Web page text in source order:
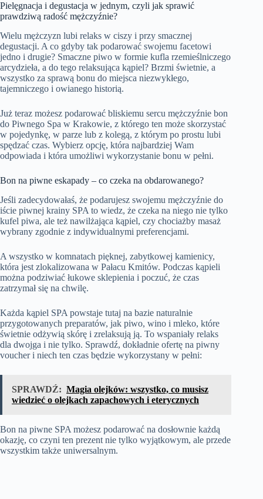
Pielęgnacja i degustacja w jednym, czyli jak sprawić
prawdziwą radość mężczyźnie?
Wielu mężczyzn lubi relaks w ciszy i przy smacznej
degustacji. A co gdyby tak podarować swojemu facetowi
jedno i drugie? Smaczne piwo w formie kufla rzemieślniczego
arcydzieła, a do tego relaksująca kąpiel? Brzmi świetnie, a
wszystko za sprawą bonu do miejsca niezwykłego,
tajemniczego i owianego historią.
Już teraz możesz podarować bliskiemu sercu mężczyźnie bon
do Piwnego Spa w Krakowie, z którego ten może skorzystać
w pojedynkę, w parze lub z kolegą, z którym po prostu lubi
spędzać czas. Wybierz opcję, która najbardziej Wam
odpowiada i która umożliwi wykorzystanie bonu w pełni.
Bon na piwne eskapady – co czeka na obdarowanego?
Jeśli zadecydowałaś, że podarujesz swojemu mężczyźnie do
iście piwnej krainy SPA to wiedz, że czeka na niego nie tylko
kufel piwa, ale też nawilżająca kąpiel, czy chociażby masaż
wybrany zgodnie z indywidualnymi preferencjami.
A wszystko w komnatach pięknej, zabytkowej kamienicy,
która jest zlokalizowana w Pałacu Kmitów. Podczas kąpieli
można podziwiać łukowe sklepienia i poczuć, że czas
zatrzymał się na chwilę.
Każda kąpiel SPA powstaje tutaj na bazie naturalnie
przygotowanych preparatów, jak piwo, wino i mleko, które
świetnie odżywią skórę i zrelaksują ją. To wspaniały relaks
dla dwojga i nie tylko. Sprawdź, dokładnie ofertę na piwny
voucheri niech ten czas będzie wykorzystany w pełni:
SPRAWDŹ: Magia olejków: wszystko, co musisz
wiedzieć o olejkach zapachowych i eterycznych
Bon na piwne SPA możesz podarować na dosłownie każdą
okazję, co czyni ten prezent nie tylko wyjątkowym, ale przede
wszystkim także uniwersalnym.